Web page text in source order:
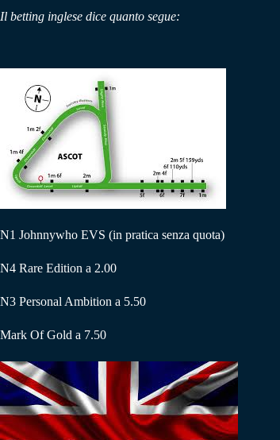
Il betting inglese dice quanto segue:
N1 Johnnywho EVS (in pratica senza quota)
N4 Rare Edition a 2.00
N3 Personal Ambition a 5.50
Mark Of Gold a 7.50